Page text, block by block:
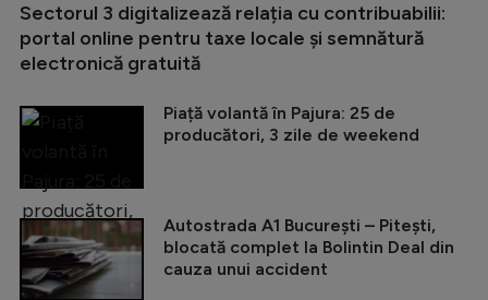
Sectorul 3 digitalizează relația cu contribuabilii:
portal online pentru taxe locale și semnătură
electronică gratuită
Piață volantă în Pajura: 25 de
producători, 3 zile de weekend
Autostrada A1 București – Pitești,
blocată complet la Bolintin Deal din
cauza unui accident